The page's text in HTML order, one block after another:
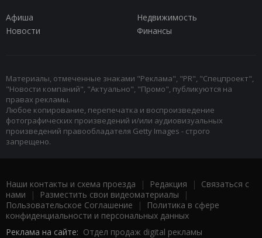
Афиша
Недвижимость
Новости
Финансы
Материалы, отмеченные знаками "Реклама", "PR", "Спецпроект",
"Новости компаний", "Актуально", "Промо", публикуются на
правах рекламы.
Любое копирование, перепечатка и воспроизведение
фотографических произведений и/или аудиовизуальных
произведений правообладателя Getty Images - строго
запрещено.
Наши контакты и схема проезда | Редакция | Связаться с
нами | Разместить свои видеоматериалы |
Пользовательское Соглашение |
Политика в сфере
конфиденциальности и персональных данных
Реклама на сайте: Отдел продаж digital рекламы